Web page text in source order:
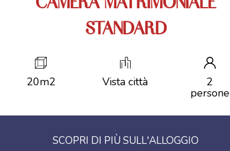
STANDARD
20m2 Vista città 2
persone
SCOPRI DI PIÙ SULL'ALLOGGIO